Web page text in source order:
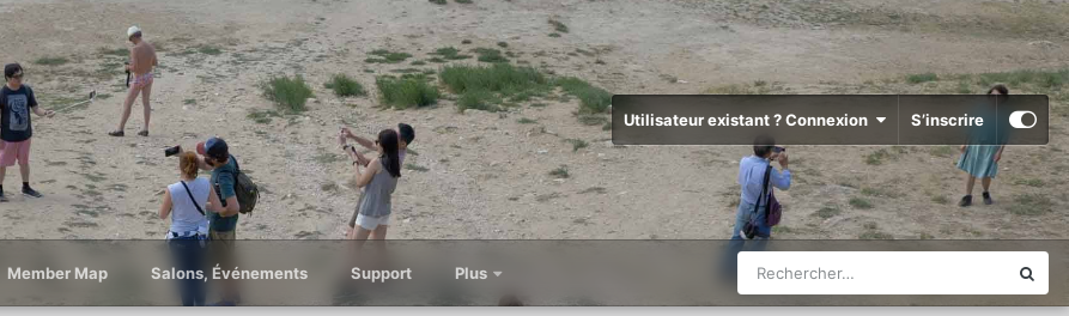
Utilisateur existant ? Connexion S’inscrire
Member Map Salons, Événements Support Plus